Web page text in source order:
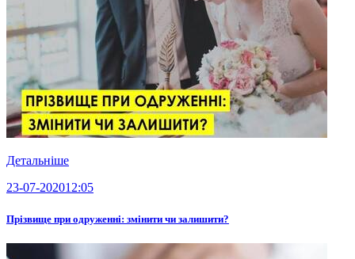
Детальніше
23-07-202012:05
Прізвище при одруженні: змінити чи залишити?